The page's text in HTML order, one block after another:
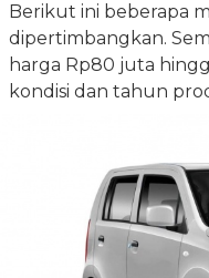
Berikut ini beberapa
dipertimbangkan.
harga Rp80 juta
kondisi dan tahun